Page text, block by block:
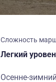
Сложность
Легкий
Осенне-